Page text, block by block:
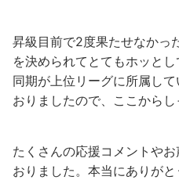
昇級目前で2度果たせなかっ
を決められてとてもホッとし
同期が上位リーグに所属し
おりましたので、ここから
たくさんの応援コメントや
おりました。本当にありがと